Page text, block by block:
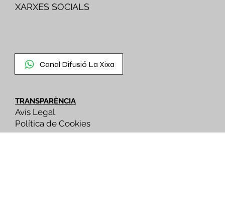
XARXES SOCIALS
Canal Difusió La Xixa
TRANSPARÈNCIA
Avís Legal
Política de Cookies